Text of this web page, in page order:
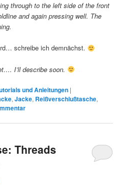
through to the left side of the front
and again pressing well. The
schreibe ich demnächst.
I’ll describe soon.
und Anleitungen |
,Jacke, Reißverschlußtasche,
Threads